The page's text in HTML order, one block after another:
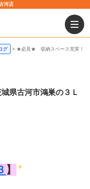
河店
グ ★必見★ 収納スペース充実！！
古河市鴻巣の３Ｌ
】